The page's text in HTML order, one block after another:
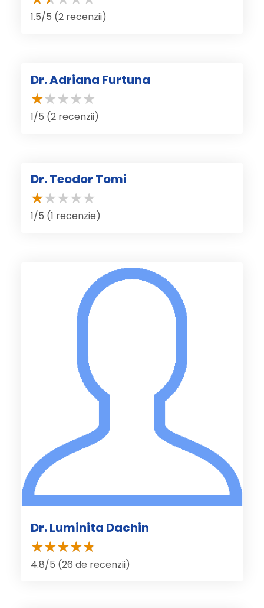
1.5/5 (2 recenzii)
Dr. Adriana Furtuna
1/5 (2 recenzii)
Dr. Teodor Tomi
1/5 (1 recenzie)
Dr. Luminita Dachin
4.8/5 (26 de recenzii)